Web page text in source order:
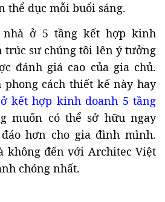
thể dục mỗi buổi sáng.
ở 5 tầng kết hợp kinh
trúc sư chúng tôi lên ý tưởng
đánh giá cao của gia chủ.
cách thiết kế này hay
kết hợp kinh doanh 5 tầng
muốn có thể sở hữu ngay
hơn cho gia đình mình.
không đến với Architec Việt
chóng nhất.